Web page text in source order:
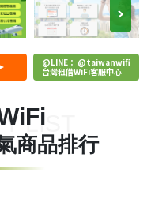
@LINE： @taiwanwifi
台灣租借WiFi客服中心
LIST
商品排行